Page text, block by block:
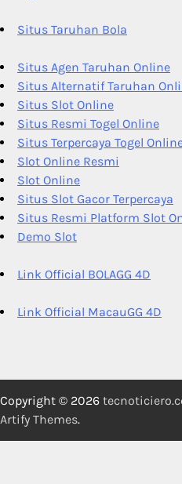
Situs Taruhan Bola
Situs Agen Taruhan Online
Situs Alternatif Taruhan
Situs Slot Online
Situs Resmi Togel Online
Situs Terpercaya Togel
Slot Online Resmi
Slot Online
Situs Slot Gacor Terpercaya
Situs Resmi Platform Slot
Demo Slot
Link Official BOLAGG 4D
Link Official MacauGG 4D
Copyright © 2026
Artify Themes.